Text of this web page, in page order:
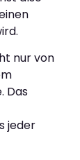
nur von
Das
jeder